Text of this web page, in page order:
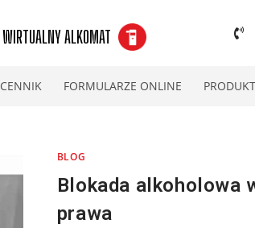
WIRTUALNY ALKOMAT
CENNIK FORMULARZE ONLINE
BLOG
Blokada alkoholowa
prawa